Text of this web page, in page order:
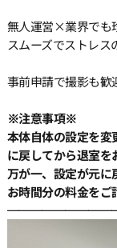
15:00
15:30
16:00
16:30
無人運営×業界でも
スムーズでストレス
事前申請で撮影も歓
※注意事項※
本体自体の設定を変
に戻してから退室を
万が一、設定が元に
お時間分の料金をご